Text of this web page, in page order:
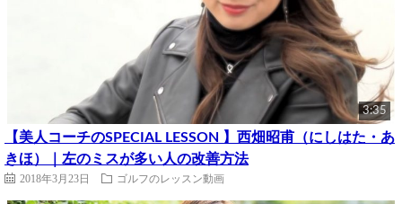
3:35
【美人コーチのSPECIAL LESSON 】西畑昭甫（にしはた・あ
きほ）｜左のミスが多い人の改善方法
2018年3月23日 ゴルフのレッスン動画